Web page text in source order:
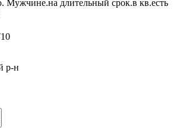
Мужчине.на длительный срок.в кв.есть
р-н